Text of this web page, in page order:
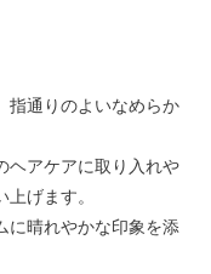
指通りのよいなめらか
ヘアケアに取り入れや
げます。
に晴れやかな印象を添